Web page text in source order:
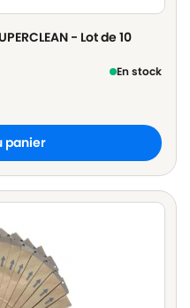
- Lot de 10
En stock
panier